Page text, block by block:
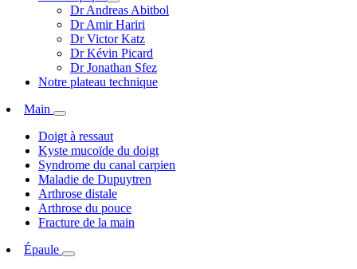
Dr Andreas Abitbol
Dr Amir Hariri
Dr Victor Katz
Dr Kévin Picard
Dr Jonathan Sfez
Notre plateau technique
Main
Doigt à ressaut
Kyste mucoïde du doigt
Syndrome du canal carpien
Maladie de Dupuytren
Arthrose distale
Arthrose du pouce
Fracture de la main
Épaule